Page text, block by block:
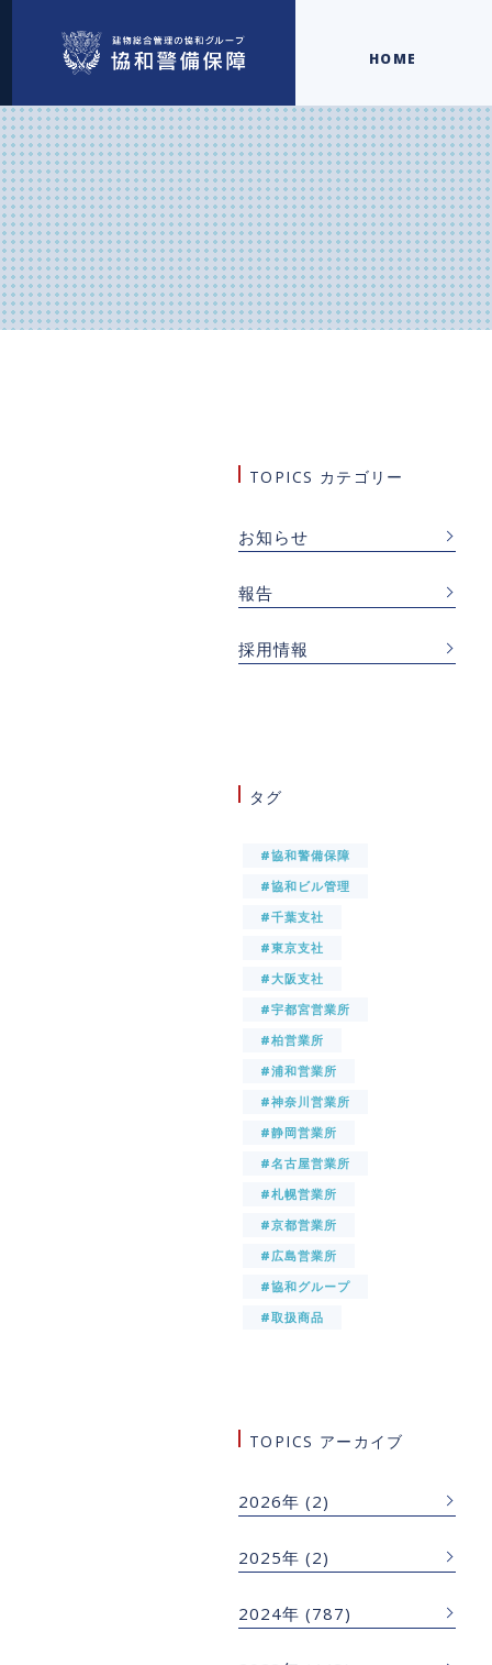
HOME
TOPICS カテゴリー
お知らせ
報告
採用情報
タグ
#協和警備保障
#協和ビル管理
#千葉支社
#東京支社
#大阪支社
#宇都宮営業所
#柏営業所
#浦和営業所
#神奈川営業所
#静岡営業所
#名古屋営業所
#札幌営業所
#京都営業所
#広島営業所
#協和グループ
#取扱商品
TOPICS アーカイブ
2026年 (2)
2025年 (2)
2024年 (787)